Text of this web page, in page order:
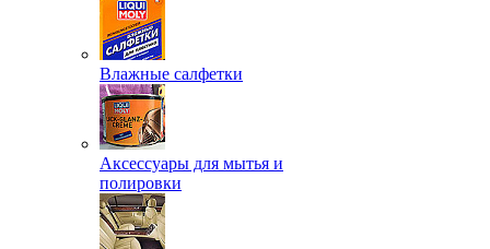
Влажные салфетки
Аксессуары для мытья и
полировки